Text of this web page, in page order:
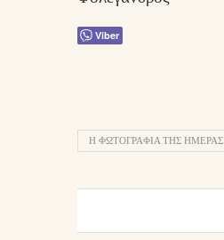
Viber
Η ΦΩΤΟΓΡΑΦΊΑ ΤΗΣ ΗΜΈΡΑΣ